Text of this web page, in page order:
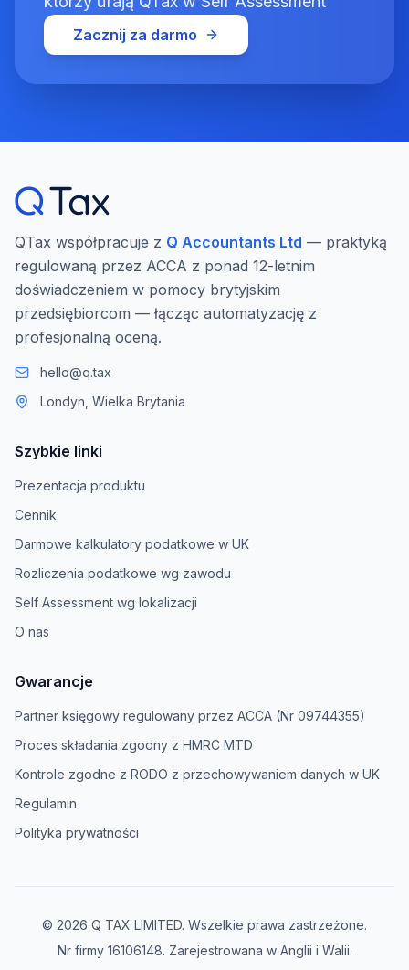
Zacznij za darmo
QTax współpracuje z Q Accountants Ltd — praktyką
regulowaną przez ACCA z ponad 12-letnim
doświadczeniem w pomocy brytyjskim
przedsiębiorcom — łącząc automatyzację z
profesjonalną oceną.
hello@q.tax
Londyn, Wielka Brytania
Szybkie linki
Prezentacja produktu
Cennik
Darmowe kalkulatory podatkowe w UK
Rozliczenia podatkowe wg zawodu
Self Assessment wg lokalizacji
O nas
Gwarancje
Partner księgowy regulowany przez ACCA (Nr 09744355)
Proces składania zgodny z HMRC MTD
Kontrole zgodne z RODO z przechowywaniem danych w UK
Regulamin
Polityka prywatności
© 2026 Q TAX LIMITED. Wszelkie prawa zastrzeżone.
Nr firmy 16106148. Zarejestrowana w Anglii i Walii.